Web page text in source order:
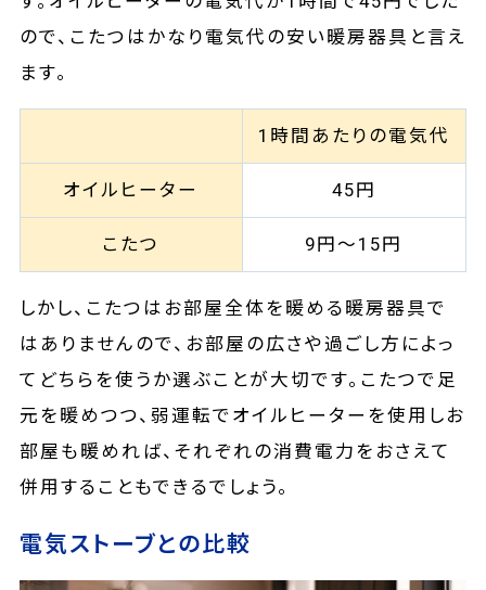
ので、こたつはかなり電気代の安い暖房器具と言え
ます。
1時間あたりの電気代
オイルヒーター 45円
こたつ 9円～15円
しかし、こたつはお部屋全体を暖める暖房器具で
はありませんので、お部屋の広さや過ごし方によっ
てどちらを使うか選ぶことが大切です。こたつで足
元を暖めつつ、弱運転でオイルヒーターを使用しお
部屋も暖めれば、それぞれの消費電力をおさえて
併用することもできるでしょう。
電気ストーブとの比較